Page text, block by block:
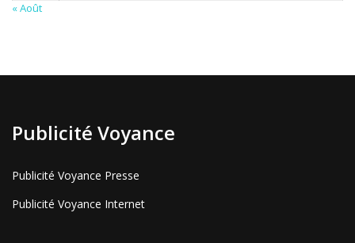
« Août
Publicité Voyance
Publicité Voyance Presse
Publicité Voyance Internet